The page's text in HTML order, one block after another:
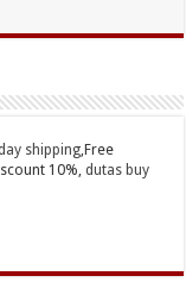
shipping ,Free
10%,dutas buy